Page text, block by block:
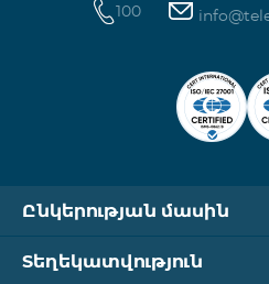
100
Ընկերության մասին
Տեղեկատվություն